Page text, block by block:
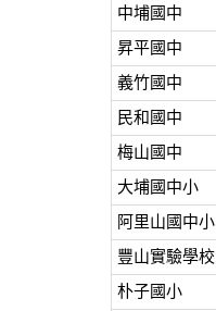
中埔國中
昇平國中
義竹國中
民和國中
梅山國中
大埔國中小
阿里山國中小
豐山實驗學校
朴子國小